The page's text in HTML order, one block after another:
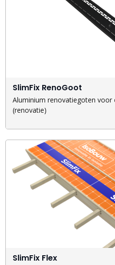
SlimFix RenoGoot
Aluminium renovatiegoten voor
(renovatie)
SlimFix Flex